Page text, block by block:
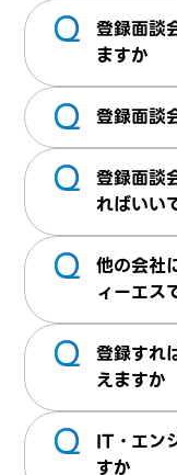
すると派遣
遣：当社に
様にて就
るため安
せん。 ご
にアクセス
いただけ
ます。既に
る方につ
ださい。チ
にて送信さ
の就労が
す。但し、
場合もござ
平日（日
始。夜間：
み）。日
す。
Q
登録面談
ますか
通常45分
Q 登録面談
弊社での登
ございませ
い内容や
ション・人
でお人柄や
には書か
先企業様の
いただきま
も面談時
お申し付
Q
登録面談
ればいい
特に指定は
ャケット
されること
Q
他の会社
ィーエス
登録できま
方、就業し
時には現
どお聞かせ
を開始出来
Q
登録すれ
えますか
必ずお仕事
者様のご希
Q
IT・エン
すか